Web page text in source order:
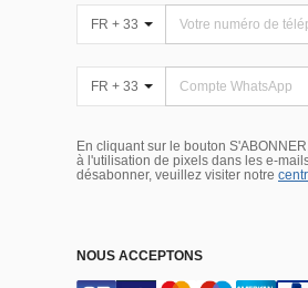
FR + 33
FR + 33
En cliquant sur le bouton
à l'utilisation de pixels dans les e-
désabonner, veuillez visiter notre
NOUS ACCEPTONS